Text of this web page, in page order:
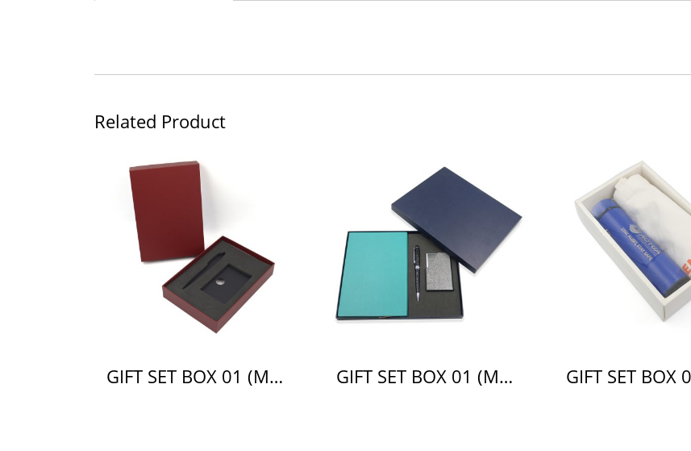
Related Product
GIFT SET BOX 01 (M)(copy)(copy)(copy)(copy)(copy)(copy)(copy)(copy)(copy)(copy) GIFT SET BOX 01 (M)(copy)(copy)(copy)(copy)(copy)(copy)(copy)(copy)(copy)(copy)(copy)(copy)